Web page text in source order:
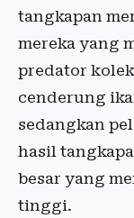
tangkapan
mereka yang
predator
cenderung
sedangkan
hasil
besar yang
tinggi.